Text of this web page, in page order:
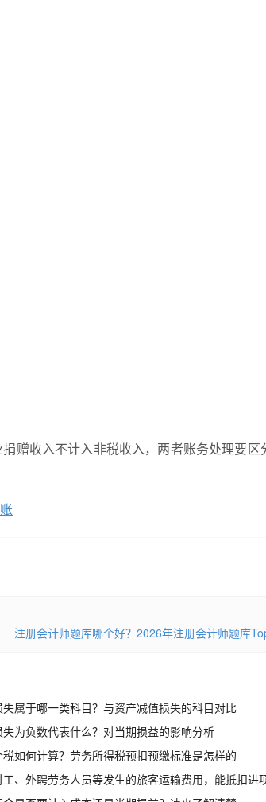
赠收入不计入非税收入，两者账务处理要区
注册会计师题库哪个好？2026年注册会计师题库
属于哪一类科目？与资产减值损失的科目对比
为负数代表什么？对当期损益的影响分析
如何计算？劳务所得税预扣预缴标准是怎样的
、外聘劳务人员等发生的旅客运输费用，能抵扣进